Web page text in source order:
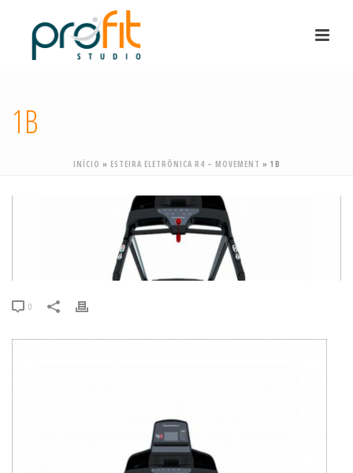
1B
INÍCIO » ESTEIRA ELETRÔNICA R4 – MOVEMENT » 1B
0